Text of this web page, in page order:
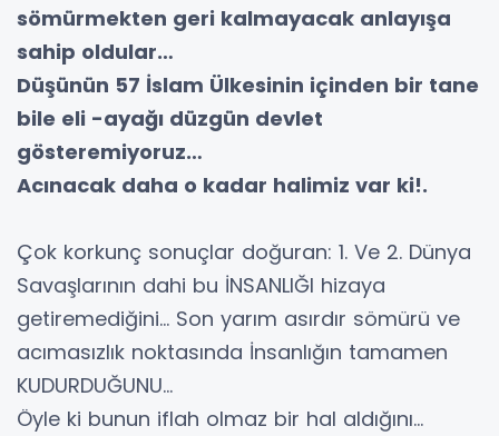
sömürmekten geri kalmayacak anlayışa
sahip oldular…
Düşünün 57 İslam Ülkesinin içinden bir tane
bile eli -ayağı düzgün devlet
gösteremiyoruz…
Acınacak daha o kadar halimiz var ki!.
Çok korkunç sonuçlar doğuran: 1. Ve 2. Dünya
Savaşlarının dahi bu İNSANLIĞI hizaya
getiremediğini… Son yarım asırdır sömürü ve
acımasızlık noktasında İnsanlığın tamamen
KUDURDUĞUNU…
Öyle ki bunun iflah olmaz bir hal aldığını…